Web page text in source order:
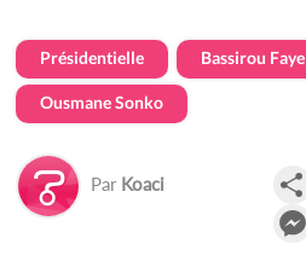
Présidentielle Bassirou Faye
Ousmane Sonko
Par Koaci